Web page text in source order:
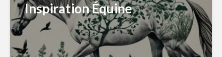
Inspiration Équine